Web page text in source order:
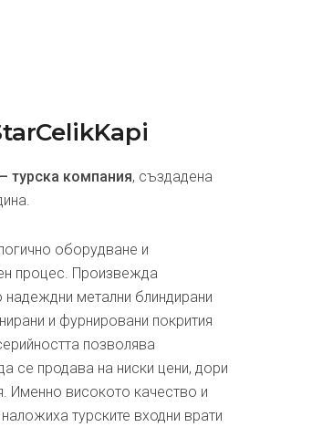
турска компания, създадена
оборудване и
процес. Произвежда
надеждни метални блиндирани
и фурнировани покрития
позволява
се продава на ниски цени, дори
Именно високото качество и
турските входни врати